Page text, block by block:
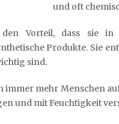
und oft
den Vorteil, dass sie
Produkte. Sie
sind.
immer mehr Menschen
und mit Feuchtigkeit